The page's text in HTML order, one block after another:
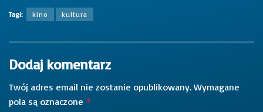
Tagi: kino kultura
Dodaj komentarz
Twój adres email nie zostanie opublikowany. Wymagane
pola są oznaczone *